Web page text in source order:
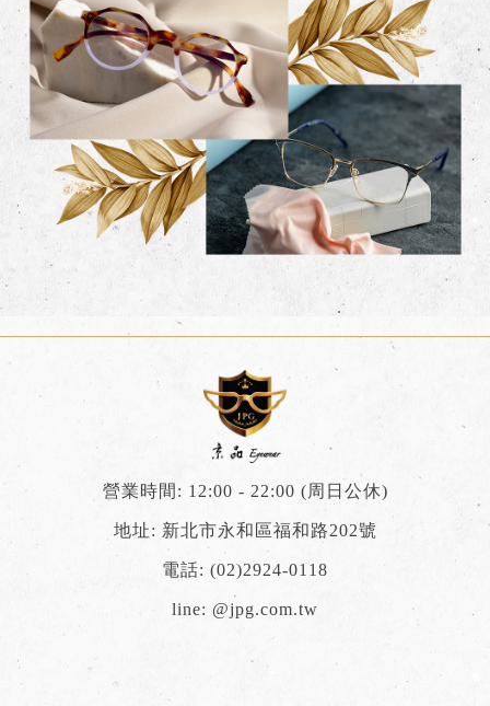
營業時間: 12:00 - 22:00 (周日公休)
地址: 新北市永和區福和路202號
電話: (02)2924-0118
line: @jpg.com.tw